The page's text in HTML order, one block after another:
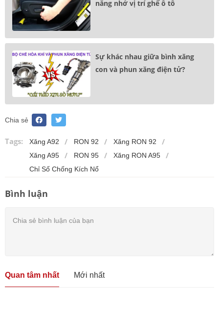
năng nhớ vị trí ghế ô tô
Sự khác nhau giữa bình xăng
con và phun xăng điện tử?
Chia sẻ
Tags: Xăng A92 RON 92
Xăng RON 92
Xăng A95
RON 95
Xăng RON A95
Chỉ Số Chống Kích Nổ
Bình luận
Quan tâm nhất Mới nhất